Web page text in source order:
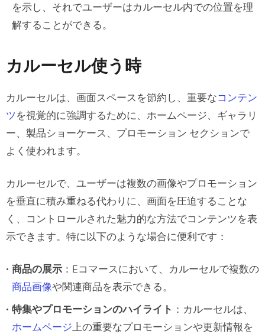
方法２：AI Component Creatorを使う
方法３：UXPin Merge を使う
ステップ１：カルーセルコンポーネ
ントの準備またはインポート
ステップ２：カスタマイズのための
プロップの設定
ステップ３：UXPin プロジェクトに
ステップ４：リアルタイムでのプレ
ビューとテスト
カルーセル作成のベストプラクティス
UXPin でカルーセルやその他のインタ
ラクティブ要素を作成しよう
を示し、それでユーザーはカルーセル内での位置を理
解することができる。
カルーセル使う時
カルーセルは、画面スペースを節約し、重要なコンテン
ツ を視覚的に強調するために、ホームページ、ギャラリ
ー、製品ショーケース、プロモーション セクションで
よく使われます。
カルーセルで、ユーザーは複数の画像やプロモーション
を垂直に積み重ねる代わりに、画面を圧迫することな
く、コントロールされた魅力的な方法でコンテンツを表
示できます。特に以下のような場合に便利です：
商品の展示 ：Eコマースにおいて、カルーセルで複数の
商品画像や関連商品を表示できる。
特集やプロモーションのハイライト ：カルーセルは、
ホームページ上の重要なプロモーションや更新情報を